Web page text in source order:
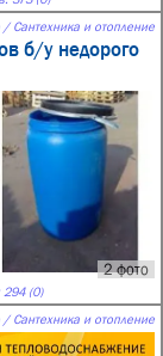
/ Сантехника и отопление
б/у недорого
2 фото
294 (0)
/ Сантехника и отопление